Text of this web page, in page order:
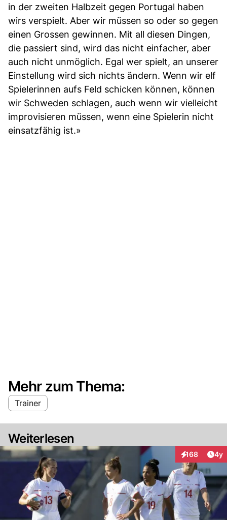
in der zweiten Halbzeit gegen Portugal haben
wirs verspielt. Aber wir müssen so oder so gegen
einen Grossen gewinnen. Mit all diesen Dingen,
die passiert sind, wird das nicht einfacher, aber
auch nicht unmöglich. Egal wer spielt, an unserer
Einstellung wird sich nichts ändern. Wenn wir elf
Spielerinnen aufs Feld schicken können, können
wir Schweden schlagen, auch wenn wir vielleicht
improvisieren müssen, wenn eine Spielerin nicht
einsatzfähig ist.»
Mehr zum Thema:
Trainer
Weiterlesen
168
Interaktionen
4y